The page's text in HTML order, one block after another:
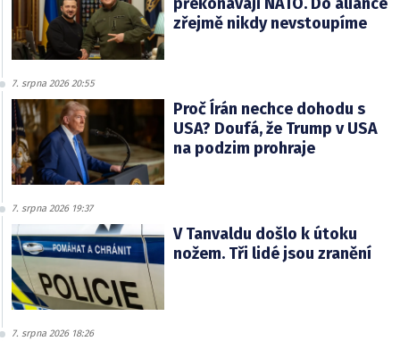
zřejmě nikdy nevstoupíme
7. srpna 2026 20:55
Proč Írán nechce dohodu s
USA? Doufá, že Trump v USA
na podzim prohraje
7. srpna 2026 19:37
V Tanvaldu došlo k útoku
nožem. Tři lidé jsou zranění
7. srpna 2026 18:26